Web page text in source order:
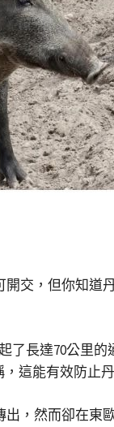
交，但你知
了長達70公里
，這能有效防止
，然而卻在東